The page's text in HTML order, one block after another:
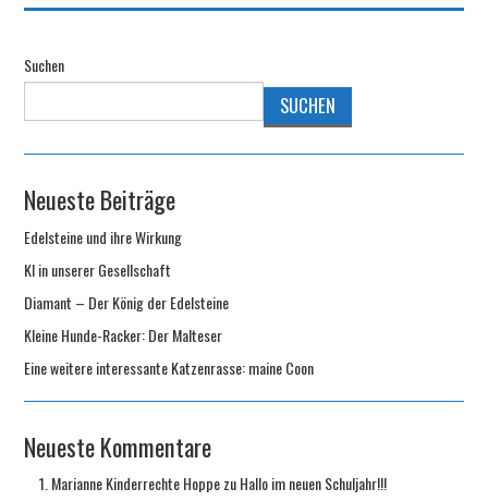
Suchen
SUCHEN
Neueste Beiträge
Edelsteine und ihre Wirkung
KI in unserer Gesellschaft
Diamant – Der König der Edelsteine
Kleine Hunde-Racker: Der Malteser
Eine weitere interessante Katzenrasse: maine Coon
Neueste Kommentare
Marianne Kinderrechte HoppezuHallo im neuen Schuljahr!!!